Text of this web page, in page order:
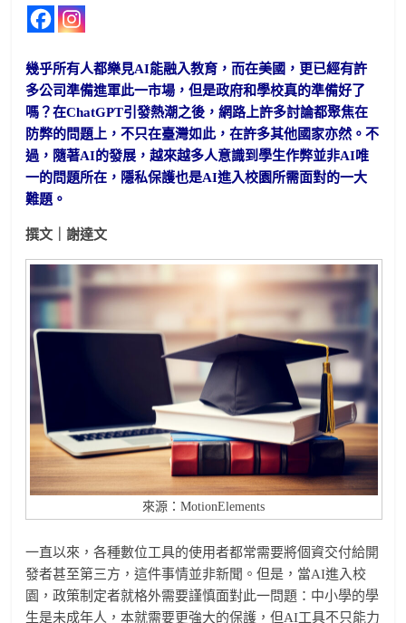
幾乎所有人都樂見AI能融入教育，而在美國，更已經有許
多公司準備進軍此一市場，但是政府和學校真的準備好了
嗎？在ChatGPT引發熱潮之後，網路上許多討論都聚焦在
防弊的問題上，不只在臺灣如此，在許多其他國家亦然。不
過，隨著AI的發展，越來越多人意識到學生作弊並非AI唯
一的問題所在，隱私保護也是AI進入校園所需面對的一大
難題。
撰文｜謝達文
來源：MotionElements
一直以來，各種數位工具的使用者都常需要將個資交付給開
發者甚至第三方，這件事情並非新聞。但是，當AI進入校
園，政策制定者就格外需要謹慎面對此一問題：中小學的學
生是未成年人，本就需要更強大的保護，但AI工具不只能力